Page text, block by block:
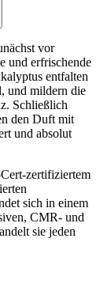
vor
und erfrischende
entfalten
und mildern die
Schließlich
den Duft mit
und absolut
zertifiziertem
sich in einem
CMR- und
sie jeden